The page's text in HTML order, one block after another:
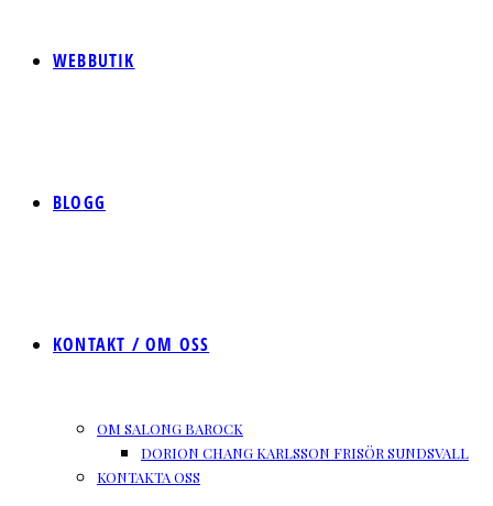
WEBBUTIK
BLOGG
KONTAKT / OM OSS
OM SALONG BAROCK
DORION CHANG KARLSSON FRISÖR SUNDSVALL
KONTAKTA OSS